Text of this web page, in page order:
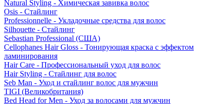
Natural Styling - Химическая завивка волос
Osis - Стайлинг
Professionnelle - Укладочные средства для волос
Silhouette - Стайлинг
Sebastian Professional (США)
Cellophanes Hair Gloss - Тонирующая краска с эффектом
ламинирования
Hair Care - Профессиональный уход для волос
Hair Styling - Стайлинг для волос
Seb Man - Уход и стайлинг волос для мужчин
TIGI (Великобритания)
Bed Head for Men - Уход за волосами для мужчин